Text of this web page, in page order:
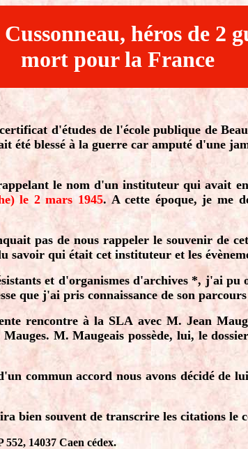
héros de 2
mort pour la France
d'études de l'école publique de
été blessé à la guerre car amputé d'une
le nom d'un instituteur qui avait
le 2 mars 1945. A cette époque, je me
pas de nous rappeler le souvenir de
qui était cet instituteur et les
et d'organismes d'archives *, j'ai
que j'ai pris connaissance de son
rencontre à la SLA avec M. Jean
M. Maugeais possède, lui, le
commun accord nous avons décidé de
bien souvent de transcrire les citations le
14037 Caen cédex.